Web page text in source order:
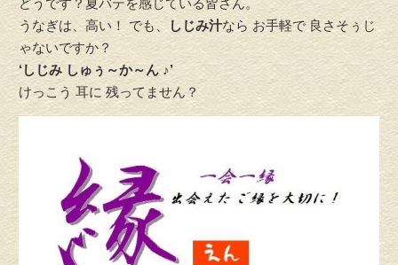
うなぎは、高い！ でも、 しじみ汁なら お手軽で 良さそぅじ
ゃないですか？
‘しじみ しゅぅ～か～ん ♪’
けっこう 耳に 残ってません？